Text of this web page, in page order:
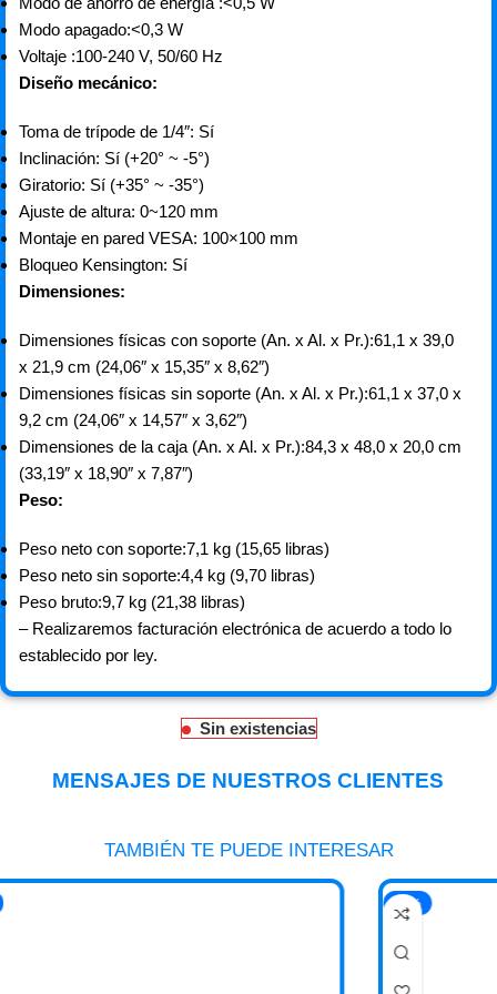
Modo apagado:<0,3 W
Voltaje :100-240 V, 50/60 Hz
Diseño mecánico:
Toma de trípode de 1/4″: Sí
Inclinación: Sí (+20° ~ -5°)
Giratorio: Sí (+35° ~ -35°)
Ajuste de altura: 0~120 mm
Montaje en pared VESA: 100×100 mm
Bloqueo Kensington: Sí
Dimensiones:
Dimensiones físicas con soporte (An. x Al. x Pr.):61,1 x 39,0
x 21,9 cm (24,06″ x 15,35″ x 8,62″)
Dimensiones físicas sin soporte (An. x Al. x Pr.):61,1 x 37,0 x
9,2 cm (24,06″ x 14,57″ x 3,62″)
Dimensiones de la caja (An. x Al. x Pr.):84,3 x 48,0 x 20,0 cm
(33,19″ x 18,90″ x 7,87″)
Peso:
Peso neto con soporte:7,1 kg (15,65 libras)
Peso neto sin soporte:4,4 kg (9,70 libras)
Peso bruto:9,7 kg (21,38 libras)
– Realizaremos facturación electrónica de acuerdo a todo lo
establecido por ley.
Sin existencias
MENSAJES DE NUESTROS CLIENTES
TAMBIÉN TE PUEDE INTERESAR